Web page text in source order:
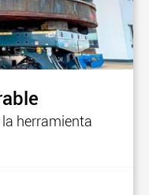
herramienta